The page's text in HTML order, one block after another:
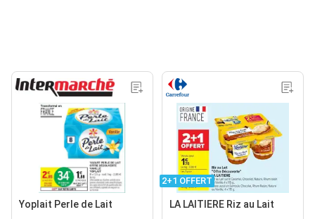
Yoplait Perle de Lait
2+1 OFFERT
LA LAITIERE Riz au Lait